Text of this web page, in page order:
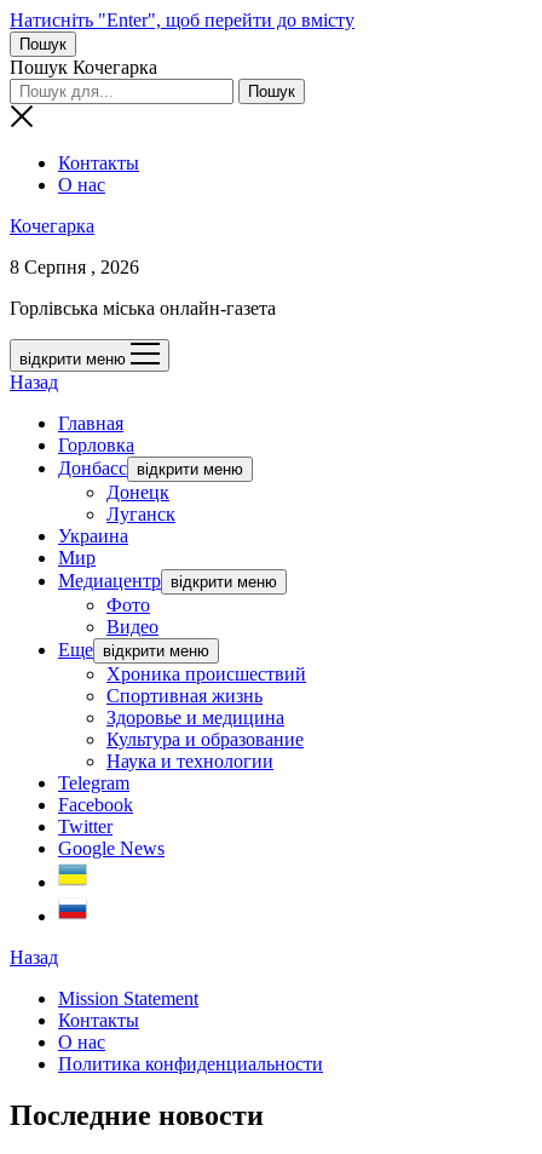
Натисніть "Enter", щоб перейти до вмісту
Пошук
Пошук Кочегарка
Контакты
О нас
Кочегарка
8 Серпня , 2026
Горлівська міська онлайн-газета
відкрити меню
Назад
Главная
Горловка
Донбасс відкрити меню
Донецк
Луганск
Украина
Мир
Медиацентр відкрити меню
Фото
Видео
Еще відкрити меню
Хроника происшествий
Спортивная жизнь
Здоровье и медицина
Культура и образование
Наука и технологии
Telegram
Facebook
Twitter
Google News
Назад
Mission Statement
Контакты
О нас
Политика конфиденциальности
Последние новости